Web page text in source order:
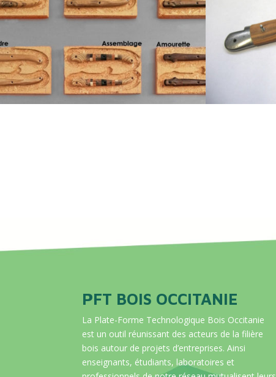
PFT BOIS OCCITANIE
La Plate-Forme Technologique Bois Occitanie
est un outil réunissant des acteurs de la filière
bois autour de projets d’entreprises. Ainsi
enseignants, étudiants, laboratoires et